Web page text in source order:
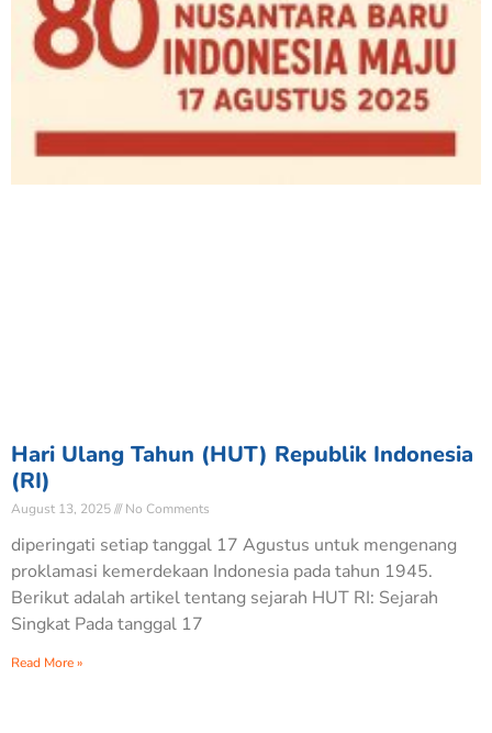
Hari Ulang Tahun (HUT) Republik Indonesia
(RI)
August 13, 2025 No Comments
diperingati setiap tanggal 17 Agustus untuk mengenang
proklamasi kemerdekaan Indonesia pada tahun 1945.
Berikut adalah artikel tentang sejarah HUT RI: Sejarah
Singkat Pada tanggal 17
Read More »